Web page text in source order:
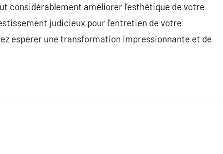
considérablement améliorer l’esthétique de votre
judicieux pour l’entretien de votre
espérer une transformation impressionnante et de